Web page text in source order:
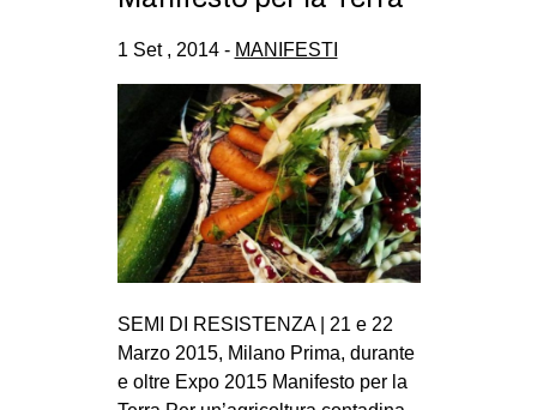
MUSICA
RECENSIONI
INTERNAZIONALE
AFRICA
AMERICHE
ESTREMO ORIENTE
1 Set , 2014 - MANIFESTI
SEMI DI RESISTENZA | 21 e 22
Marzo 2015, Milano Prima, durante
e oltre Expo 2015 Manifesto per la